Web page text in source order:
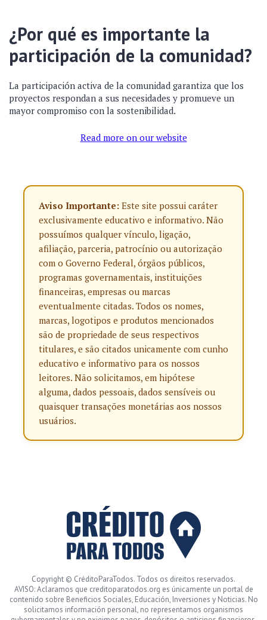
¿Por qué es importante la
participación de la comunidad?
La participación activa de la comunidad garantiza que los
proyectos respondan a sus necesidades y promueve un
mayor compromiso con la sostenibilidad.
Read more on our website
Aviso Importante: Este site possui caráter
exclusivamente educativo e informativo. Não
possuímos qualquer vínculo, ligação,
afiliação, parceria, patrocínio ou autorização
com o Governo Federal, órgãos públicos,
programas governamentais, instituições
financeiras, empresas ou marcas
eventualmente citadas. Todos os nomes,
marcas, logotipos e produtos mencionados
são de propriedade de seus respectivos
titulares, e são citados unicamente com cunho
educativo e informativo para os nossos
leitores. Não solicitamos, em hipótese
alguma, dados pessoais, dados sensíveis ou
quaisquer transações monetárias aos nossos
usuários.
Copyright © CréditoParaTodos. Todos os direitos reservados.
AVISO: Aclaramos que creditoparatodos.org es únicamente un portal de
contenido sobre Beneficios Sociales, Educación, Inversiones y Noticias. No
solicitamos información personal, no representamos organismos